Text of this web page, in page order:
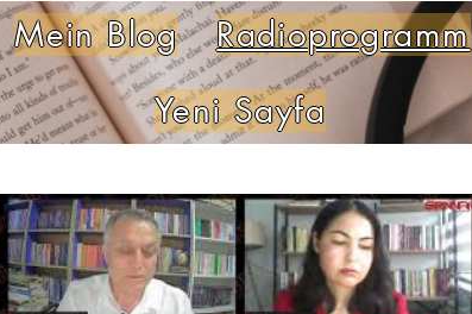
Mein Blog Radioprogramm
Yeni Sayfa